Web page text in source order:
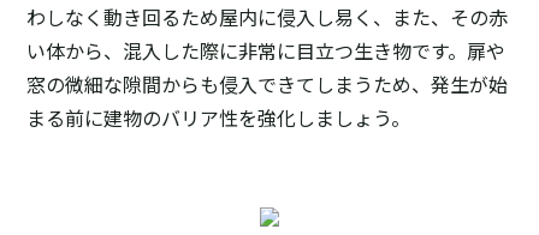
わしなく動き回るため屋内に侵入し易く、また、その赤
い体から、混入した際に非常に目立つ生き物です。扉や
窓の微細な隙間からも侵入できてしまうため、発生が始
まる前に建物のバリア性を強化しましょう。